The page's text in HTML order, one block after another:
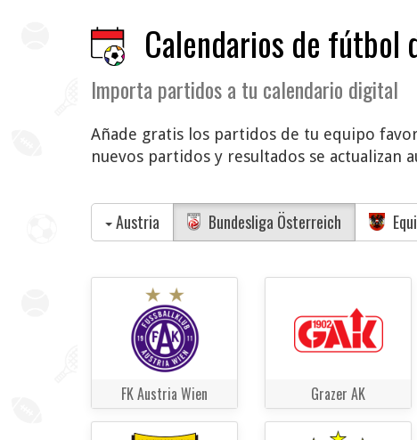
Calendarios de fútbol
Importa partidos a tu calendario digital
Añade gratis los partidos de tu equipo
nuevos partidos y resultados se actualizan
Austria Bundesliga Österreich
FK Austria Wien Grazer AK